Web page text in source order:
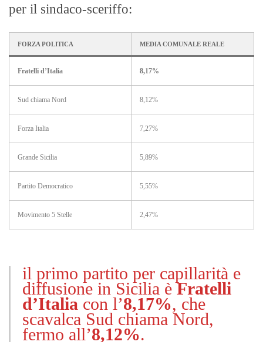
per il sindaco-sceriffo:
FORZA POLITICA MEDIA COMUNALE REALE
Fratelli d’Italia 8,17%
Sud chiama Nord 8,12%
Forza Italia 7,27%
Grande Sicilia 5,89%
Partito Democratico 5,55%
Movimento 5 Stelle 2,47%
il primo partito per capillarità e
diffusione in Sicilia èFratelli
d’Italia con l’8,17%, che
scavalca Sud chiama Nord,
fermo all’8,12%.